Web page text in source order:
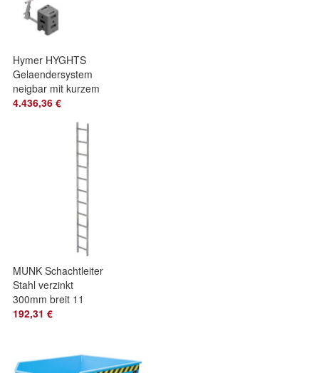
Hymer HYGHTS
Gelaendersystem
neigbar mit kurzem
Ausleger 30m
4.436,36 €
MUNK Schachtleiter
Stahl verzinkt
300mm breit 11
Sprossen 3,08m
192,31 €